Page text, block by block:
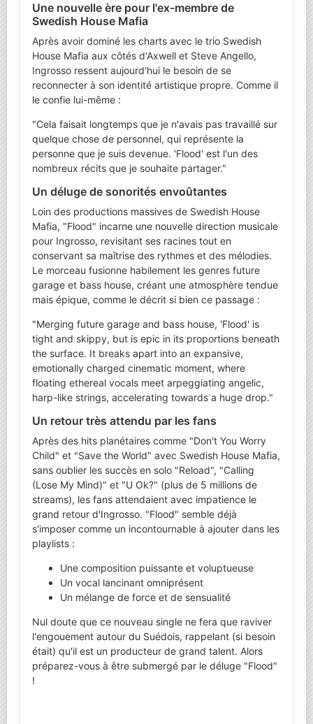
Une nouvelle ère pour l'ex-membre de
Swedish House Mafia
Après avoir dominé les charts avec le trio Swedish
House Mafia aux côtés d'Axwell et Steve Angello,
Ingrosso ressent aujourd'hui le besoin de se
reconnecter à son identité artistique propre. Comme il
le confie lui-même :
"Cela faisait longtemps que je n'avais pas travaillé sur
quelque chose de personnel, qui représente la
personne que je suis devenue. 'Flood' est l'un des
nombreux récits que je souhaite partager."
Un déluge de sonorités envoûtantes
Loin des productions massives de Swedish House
Mafia, "Flood" incarne une nouvelle direction musicale
pour Ingrosso, revisitant ses racines tout en
conservant sa maîtrise des rythmes et des mélodies.
Le morceau fusionne habilement les genres future
garage et bass house, créant une atmosphère tendue
mais épique, comme le décrit si bien ce passage :
"Merging future garage and bass house, 'Flood' is
tight and skippy, but is epic in its proportions beneath
the surface. It breaks apart into an expansive,
emotionally charged cinematic moment, where
floating ethereal vocals meet arpeggiating angelic,
harp-like strings, accelerating towards a huge drop."
Un retour très attendu par les fans
Après des hits planétaires comme "Don't You Worry
Child" et "Save the World" avec Swedish House Mafia,
sans oublier les succès en solo "Reload", "Calling
(Lose My Mind)" et "U Ok?" (plus de 5 millions de
streams), les fans attendaient avec impatience le
grand retour d'Ingrosso. "Flood" semble déjà
s'imposer comme un incontournable à ajouter dans les
playlists :
Une composition puissante et voluptueuse
Un vocal lancinant omniprésent
Un mélange de force et de sensualité
Nul doute que ce nouveau single ne fera que raviver
l'engouement autour du Suédois, rappelant (si besoin
était) qu'il est un producteur de grand talent. Alors
préparez-vous à être submergé par le déluge "Flood"
!